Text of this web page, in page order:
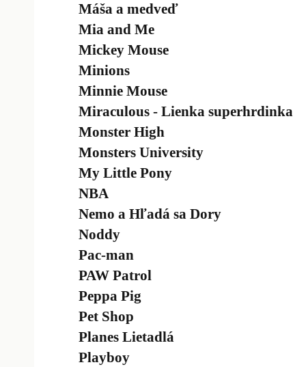
Máša a medveď
Mia and Me
Mickey Mouse
Minions
Minnie Mouse
Miraculous - Lienka superhrdinka
Monster High
Monsters University
My Little Pony
NBA
Nemo a Hľadá sa Dory
Noddy
Pac-man
PAW Patrol
Peppa Pig
Pet Shop
Planes Lietadlá
Playboy